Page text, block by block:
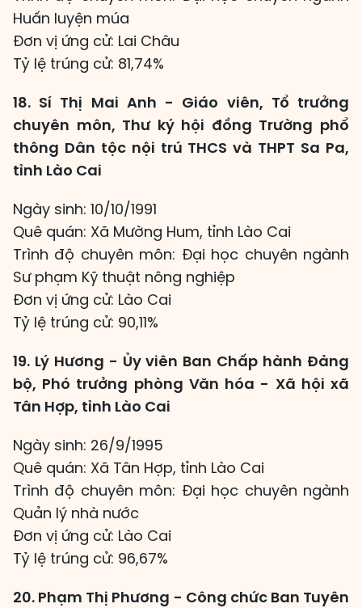
Huấn luyện múa
Đơn vị ứng cử: Lai Châu
Tỷ lệ trúng cử: 81,74%
18. Sí Thị Mai Anh - Giáo viên, Tổ trưởng
chuyên môn, Thư ký hội đồng Trường phổ
thông Dân tộc nội trú THCS và THPT Sa Pa,
tỉnh Lào Cai
Ngày sinh: 10/10/1991
Quê quán: Xã Mường Hum, tỉnh Lào Cai
Trình độ chuyên môn: Đại học chuyên ngành
Sư phạm Kỹ thuật nông nghiệp
Đơn vị ứng cử: Lào Cai
Tỷ lệ trúng cử: 90,11%
19. Lý Hương - Ủy viên Ban Chấp hành Đảng
bộ, Phó trưởng phòng Văn hóa - Xã hội xã
Tân Hợp, tỉnh Lào Cai
Ngày sinh: 26/9/1995
Quê quán: Xã Tân Hợp, tỉnh Lào Cai
Trình độ chuyên môn: Đại học chuyên ngành
Quản lý nhà nước
Đơn vị ứng cử: Lào Cai
Tỷ lệ trúng cử: 96,67%
20. Phạm Thị Phương - Công chức Ban Tuyên